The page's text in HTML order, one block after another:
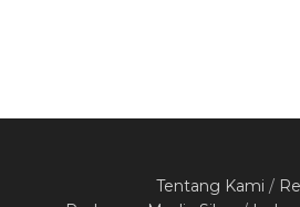
Tentang Kami /